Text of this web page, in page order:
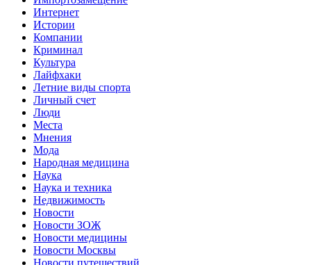
Интернет
Истории
Компании
Криминал
Культура
Лайфхаки
Летние виды спорта
Личный счет
Люди
Места
Мнения
Мода
Народная медицина
Наука
Наука и техника
Недвижимость
Новости
Новости ЗОЖ
Новости медицины
Новости Москвы
Новости путешествий